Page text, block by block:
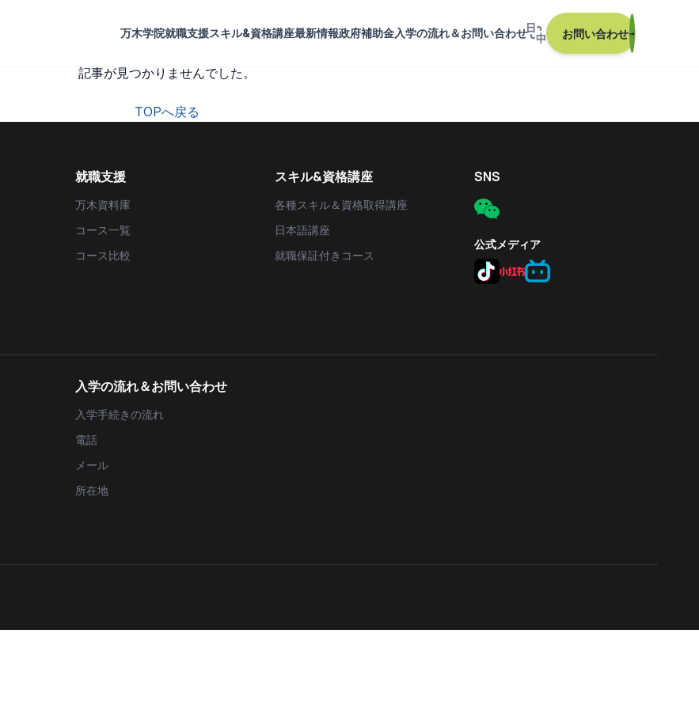
万木学院就職支援スキル&資格講座最新情報政府補助金入学の流れ＆お問い合わせ お問い合わせ→
記事が見つかりませんでした。
TOPへ戻る
就職支援
万木資料庫
コース一覧
コース比較
スキル&資格講座
各種スキル＆資格取得講座
日本語講座
就職保証付きコース
SNS
公式メディア
入学の流れ＆お問い合わせ
入学手続きの流れ
電話
メール
所在地